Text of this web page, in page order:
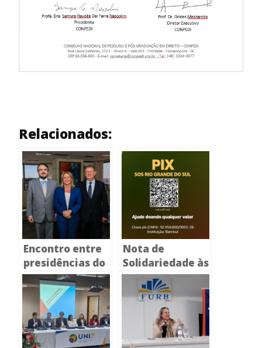
Relacionados:
Encontro entre
presidências do
CONPEDI e
CAPES colocam
em pauta o
fortalecimento
da pós-
Nota de
Solidariedade às
Vítimas das
Enchentes no
Estado do Rio
Grande do Sul